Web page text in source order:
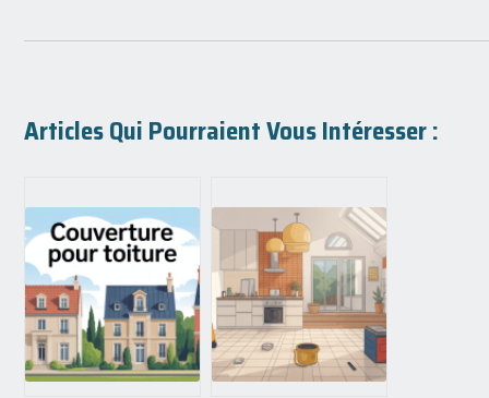
Articles Qui Pourraient Vous Intéresser :